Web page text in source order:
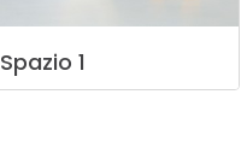
Spazio 1